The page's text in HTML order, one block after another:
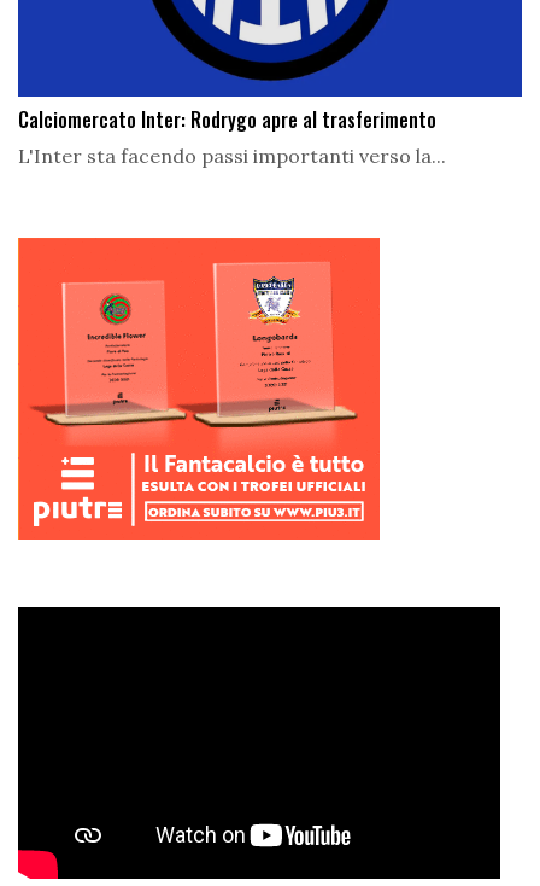
Calciomercato Inter: Rodrygo apre al trasferimento
L'Inter sta facendo passi importanti verso la...